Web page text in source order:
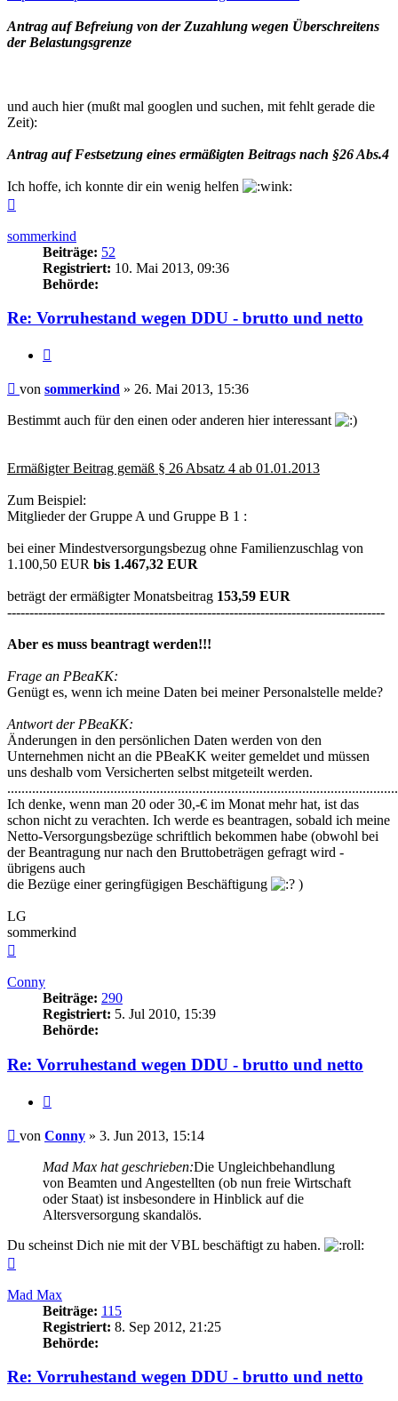
Antrag auf Befreiung von der Zuzahlung wegen Überschreitens
der Belastungsgrenze
und auch hier (mußt mal googlen und suchen, mit fehlt gerade die
Zeit):
Antrag auf Festsetzung eines ermäßigten Beitrags nach §26 Abs.4
Ich hoffe, ich konnte dir ein wenig helfen
sommerkind
Beiträge: 52
Registriert: 10. Mai 2013, 09:36
Behörde:
Re: Vorruhestand wegen DDU - brutto und netto
Beitrag
von sommerkind » 26. Mai 2013, 15:36
Bestimmt auch für den einen oder anderen hier interessant
Ermäßigter Beitrag gemäß § 26 Absatz 4 ab 01.01.2013
Zum Beispiel:
Mitglieder der Gruppe A und Gruppe B 1 :
bei einer Mindestversorgungsbezug ohne Familienzuschlag von
1.100,50 EUR bis 1.467,32 EUR
beträgt der ermäßigter Monatsbeitrag 153,59 EUR
-------------------------------------------------------------------------------------
Aber es muss beantragt werden!!!
Frage an PBeaKK:
Genügt es, wenn ich meine Daten bei meiner Personalstelle melde?
Antwort der PBeaKK:
Änderungen in den persönlichen Daten werden von den
Unternehmen nicht an die PBeaKK weiter gemeldet und müssen
uns deshalb vom Versicherten selbst mitgeteilt werden.
Ich denke, wenn man 20 oder 30,-€ im Monat mehr hat, ist das
schon nicht zu verachten. Ich werde es beantragen, sobald ich meine
Netto-Versorgungsbezüge schriftlich bekommen habe (obwohl bei
der Beantragung nur nach den Bruttobeträgen gefragt wird -
übrigens auch
die Bezüge einer geringfügigen Beschäftigung
)
LG
sommerkind
Conny
Beiträge: 290
Registriert: 5. Jul 2010, 15:39
Behörde:
Re: Vorruhestand wegen DDU - brutto und netto
Beitrag
von Conny » 3. Jun 2013, 15:14
Mad Max hat geschrieben:Die Ungleichbehandlung
von Beamten und Angestellten (ob nun freie Wirtschaft
oder Staat) ist insbesondere in Hinblick auf die
Altersversorgung skandalös.
Du scheinst Dich nie mit der VBL beschäftigt zu haben.
Mad Max
Beiträge: 115
Registriert: 8. Sep 2012, 21:25
Behörde:
Re: Vorruhestand wegen DDU - brutto und netto